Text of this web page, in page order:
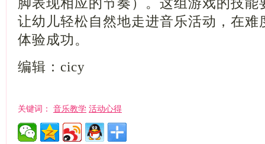
让幼儿轻松自然地走进音乐活动，在难
体验成功。
编辑：cicy
关键词： 音乐教学 活动心得